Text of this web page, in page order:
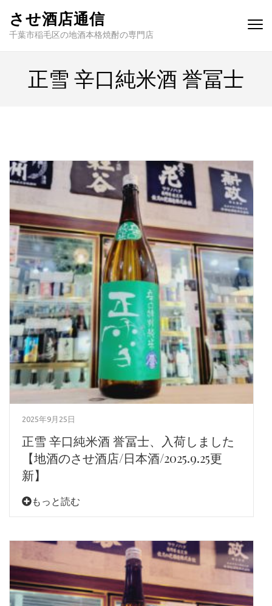
させ酒店通信
千葉市稲毛区の地酒本格焼酎の専門店
正雪 辛口純米酒 誉冨士
2025年9月25日
正雪 辛口純米酒 誉冨士、入荷しました
【地酒のさせ酒店/日本酒/2025.9.25更
新】
もっと読む